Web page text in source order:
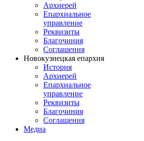
Архиерей
Епархиальное
управление
Реквизиты
Благочиния
Соглашения
Новокузнецкая епархия
История
Архиерей
Епархиальное
управление
Реквизиты
Благочиния
Соглашения
Медиа